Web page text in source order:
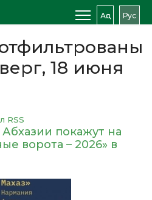
Аԥс Рус
18 июня
RSS
покажут на
ворота – 2026» в